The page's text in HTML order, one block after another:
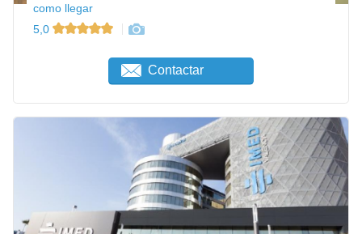
como llegar
5,0
Contactar